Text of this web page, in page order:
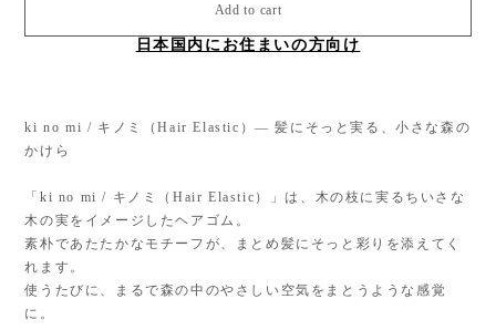
Add to cart
日本国内にお住まいの方向け
ki no mi / キノミ（Hair Elastic）— 髪にそっと実る、小さな森の
かけら
「ki no mi / キノミ（Hair Elastic）」は、木の枝に実るちいさな
木の実をイメージしたヘアゴム。
素朴であたたかなモチーフが、まとめ髪にそっと彩りを添えてく
れます。
使うたびに、まるで森の中のやさしい空気をまとうような感覚
に。